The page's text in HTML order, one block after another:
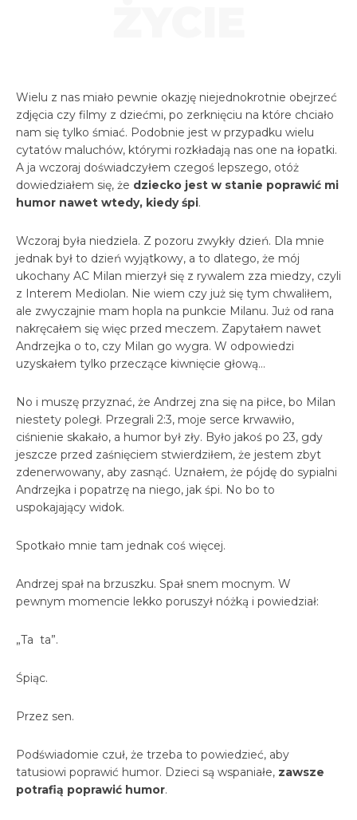
Wielu z nas miało pewnie okazję niejednokrotnie obejrzeć
zdjęcia czy filmy z dziećmi, po zerknięciu na które chciało
nam się tylko śmiać. Podobnie jest w przypadku wielu
cytatów maluchów, którymi rozkładają nas one na łopatki.
A ja wczoraj doświadczyłem czegoś lepszego, otóż
dowiedziałem się, że dziecko jest w stanie poprawić mi
humor nawet wtedy, kiedy śpi.
Wczoraj była niedziela. Z pozoru zwykły dzień. Dla mnie
jednak był to dzień wyjątkowy, a to dlatego, że mój
ukochany AC Milan mierzył się z rywalem zza miedzy, czyli
z Interem Mediolan. Nie wiem czy już się tym chwaliłem,
ale zwyczajnie mam hopla na punkcie Milanu. Już od rana
nakręcałem się więc przed meczem. Zapytałem nawet
Andrzejka o to, czy Milan go wygra. W odpowiedzi
uzyskałem tylko przeczące kiwnięcie głową…
No i muszę przyznać, że Andrzej zna się na piłce, bo Milan
niestety poległ. Przegrali 2:3, moje serce krwawiło,
ciśnienie skakało, a humor był zły. Było jakoś po 23, gdy
jeszcze przed zaśnięciem stwierdziłem, że jestem zbyt
zdenerwowany, aby zasnąć. Uznałem, że pójdę do sypialni
Andrzejka i popatrzę na niego, jak śpi. No bo to
uspokajający widok.
Spotkało mnie tam jednak coś więcej.
Andrzej spał na brzuszku. Spał snem mocnym. W
pewnym momencie lekko poruszył nóżką i powiedział:
„Ta ta”.
Śpiąc.
Przez sen.
Podświadomie czuł, że trzeba to powiedzieć, aby
tatusiowi poprawić humor. Dzieci są wspaniałe, zawsze
potrafią poprawić humor.